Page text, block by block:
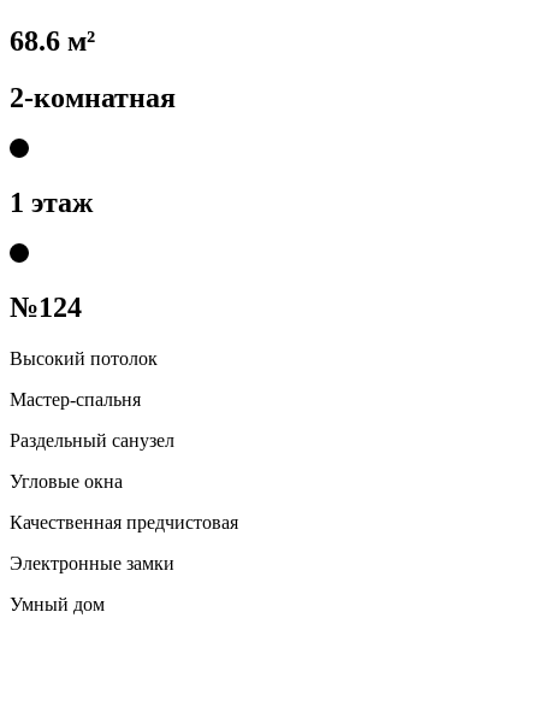
68.6 м²
2-комнатная
1 этаж
№124
Высокий потолок
Мастер-спальня
Раздельный санузел
Угловые окна
Качественная предчистовая
Электронные замки
Умный дом